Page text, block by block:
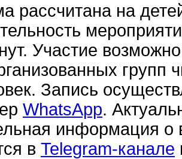
рассчитана на
Участие
групп
Запись
WhatsApp.
информация о
в Telegram-канале